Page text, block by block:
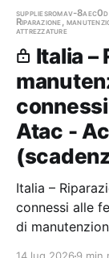
suppliesromav-
Riparazione,
attrezzature
Italia –
Atac -
Italia –
connessi alle
di